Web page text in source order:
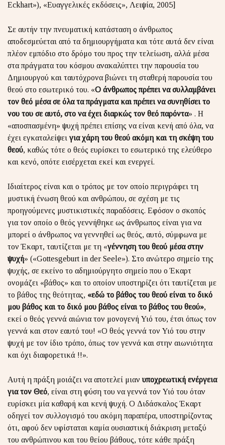
Eckhart»), «Ευαγγελικές εκδόσεις», Λειψία, 2005]
Σε αυτήν την πνευματική κατάσταση ο άνθρωπος
αποδεσμεύεται από τα δημιουργήματα και τότε αυτά δεν είναι
πλέον εμπόδιο στο δρόμο του προς την τελείωση, αλλά μέσα
στα πράγματα του κόσμου ανακαλύπτει την παρουσία του
Δημιουργού και ταυτόχρονα βιώνει τη σταθερή παρουσία του
θεού στο εσωτερικό του. «Ο άνθρωπος πρέπει να συλλαμβάνει
τον θεό μέσα σε όλα τα πράγματα και πρέπει να συνηθίσει το
νου του σε αυτό, στο να έχει διαρκώς τον θεό παρόντα» . Η
«αποσπασμένη» ψυχή πρέπει επίσης να είναι κενή από όλα, να
έχει εγκαταλείψει για χάρη του θεού ακόμη και τη σκέψη του
θεού, καθώς τότε ο θεός ευρίσκει το εσωτερικό της ελεύθερο
και κενό, οπότε εισέρχεται εκεί και ενεργεί.
Ιδιαίτερος είναι και ο τρόπος με τον οποίο περιγράφει τη
μυστική ένωση θεού και ανθρώπου, σε σχέση με τις
προηγούμενες μυστικιστικές παραδόσεις. Εφόσον ο σκοπός
για τον οποίο ο θεός γεννήθηκε ως άνθρωπος είναι για να
μπορεί ο άνθρωπος να γεννηθεί ως θεός, αυτό, σύμφωνα με
τον Έκαρτ, ταυτίζεται με τη «γέννηση του θεού μέσα στην
ψυχή» («Gottesgeburt in der Seele»). Στο ανώτερο σημείο της
ψυχής, σε εκείνο το αδημιούργητο σημείο που ο Έκαρτ
ονομάζει «βάθος» και το οποίον υποστηρίζει ότι ταυτίζεται με
το βάθος της θεότητας, «εδώ το βάθος του θεού είναι το δικό
μου βάθος και το δικό μου βάθος είναι το βάθος του θεού»,
εκεί ο θεός γεννά αιώνια τον μονογενή Υιό του, έτσι όπως τον
γεννά και στον εαυτό του! «Ο θεός γεννά τον Υιό του στην
ψυχή με τον ίδιο τρόπο, όπως τον γεννά και στην αιωνιότητα
και όχι διαφορετικά !!».
Αυτή η πράξη μοιάζει να αποτελεί μιανυποχρεωτική ενέργεια
για τον Θεό, είναι στη φύση του να γεννά τον Υιό του όταν
ευρίσκει μία καθαρή και κενή ψυχή. Ο Διδάσκαλος Έκαρτ
οδηγεί τον συλλογισμό του ακόμη παραπέρα, υποστηρίζοντας
ότι, αφού δεν υφίσταται καμία ουσιαστική διάκριση μεταξύ
του ανθρώπινου και του θείου βάθους, τότε κάθε πράξη